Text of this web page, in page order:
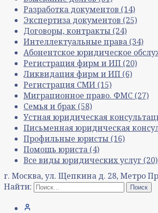
Разработка документов (14)
Экспертиза документов (25)
Договоры, контракты (24)
Интеллектуальные права (34)
Абонентское юридическое
Регистрация фирм и ИП (20)
Ликвидация фирм и ИП (6)
Регистрация СМИ (15)
Миграционное право. ФМС (27)
Семья и брак (58)
Устная юридическая
Письменная юридическая
Профильные юристы (16)
Помощь юриста (4)
Все виды юридических услуг (20)
г. Москва, ул. Щепкина д. 28, Метро
Найти: